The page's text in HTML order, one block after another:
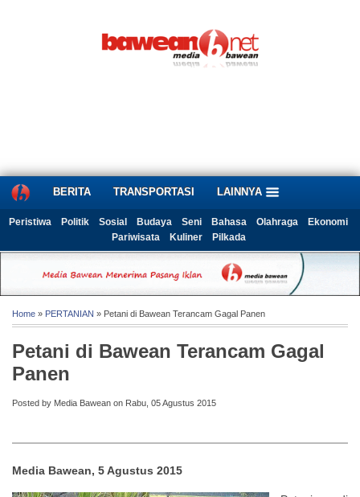
BERITA TRANSPORTASI LAINNYA
Peristiwa Politik Sosial Budaya Seni Bahasa Olahraga
Ekonomi
Pariwisata
Kuliner Pilkada
Home » PERTANIAN » Petani di Bawean Terancam Gagal Panen
Petani di Bawean Terancam Gagal
Panen
Posted by Media Bawean on Rabu, 05 Agustus 2015
Media Bawean, 5 Agustus 2015